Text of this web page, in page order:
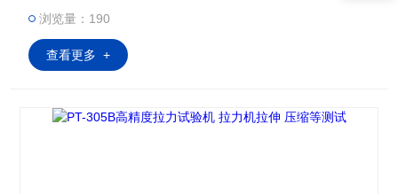
浏览量：190
查看更多 +